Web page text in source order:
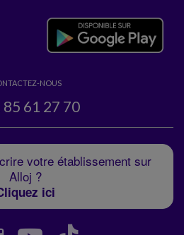
NOUS
61 27 70
votre établissement sur
Alloj ?
ici